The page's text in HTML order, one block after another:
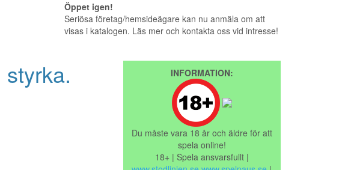
Öppet igen!
Seriösa företag/hemsideägare kan nu anmäla om att
visas i katalogen. Läs mer och kontakta oss vid intresse!
INFORMATION:
Du måste vara 18 år och äldre för att
spela online!
18+ | Spela ansvarsfullt |